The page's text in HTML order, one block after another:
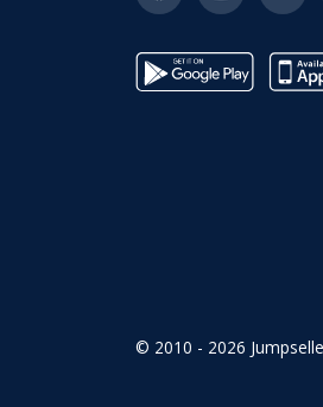
© 2010 - 2026